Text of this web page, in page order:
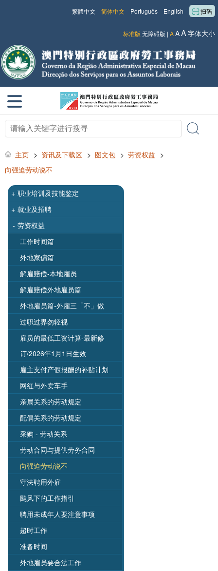
扫码
English
Português
简体中文
繁體中文
标准版 无障碍版 | AAA字体大小
主页 > 资讯及下载区 > 图文包 > 劳资权益 >
向强迫劳动说不
+ 职业培训及技能鉴定
+ 就业及招聘
- 劳资权益
工作时间篇
外地家傭篇
解雇赔偿-本地雇员
解雇赔偿外地雇员篇
外地雇员篇-外雇三「不」做
过职过界勿轻视
雇员的最低工资计算-最新修
订/2026年1月1日生效
雇主支付产假报酬的补贴计划
网红与外卖车手
亲属关系的劳动规定
配偶关系的劳动规定
采购 - 劳动关系
劳动合同与提供劳务合同
向强迫劳动说不
守法聘用外雇
颱风下的工作指引
聘用未成年人要注意事项
超时工作
准备时间
外地雇员要合法工作